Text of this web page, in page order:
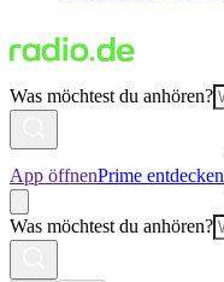
Was möchtest du anhören?
App öffnenPrime entdecken
Was möchtest du anhören?